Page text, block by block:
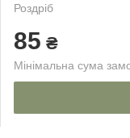
Роздріб
85 ₴
Мінімальна сума